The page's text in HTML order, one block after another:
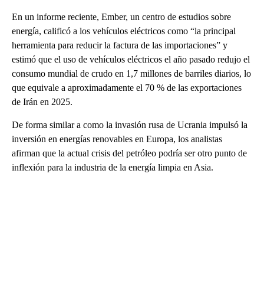
En un informe reciente, Ember, un centro de estudios sobre
energía, calificó a los vehículos eléctricos como “la principal
herramienta para reducir la factura de las importaciones” y
estimó que el uso de vehículos eléctricos el año pasado redujo el
consumo mundial de crudo en 1,7 millones de barriles diarios, lo
que equivale a aproximadamente el 70 % de las exportaciones
de Irán en 2025.
De forma similar a como la invasión rusa de Ucrania impulsó la
inversión en energías renovables en Europa, los analistas
afirman que la actual crisis del petróleo podría ser otro punto de
inflexión para la industria de la energía limpia en Asia.